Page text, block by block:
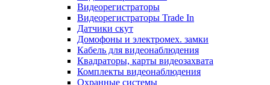
Видеорегистраторы
Видеорегистраторы Trade In
Датчики скут
Домофоны и электромех. замки
Кабель для видеонаблюдения
Квадраторы, карты видеозахвата
Комплекты видеонаблюдения
Охранные системы